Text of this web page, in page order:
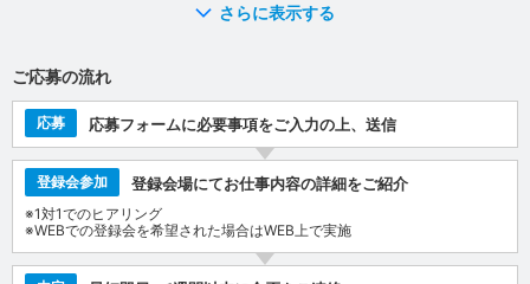
さらに表示する
ご応募の流れ
応募 応募フォームに必要事項をご入力の上、送信
登録会参加 登録会場にてお仕事内容の詳細をご紹介
※1対1でのヒアリング
※WEBでの登録会を希望された場合はWEB上で実施